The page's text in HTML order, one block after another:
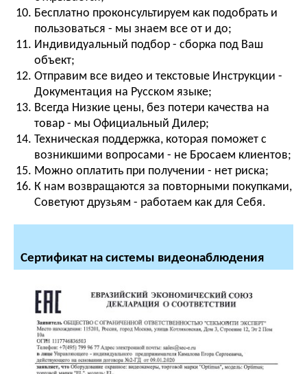
Бесплатно проконсультируем как подобрать и
пользоваться - мы знаем все от и до;
Индивидуальный подбор - сборка под Ваш
объект;
Отправим все видео и текстовые Инструкции -
Документация на Русском языке;
Всегда Низкие цены, без потери качества на
товар - мы Официальный Дилер;
Техническая поддержка, которая поможет с
возникшими вопросами - не Бросаем клиентов;
Можно оплатить при получении - нет риска;
К нам возвращаются за повторными покупками,
Советуют друзьям - работаем как для Себя.
Сертификат на системы видеонаблюдения